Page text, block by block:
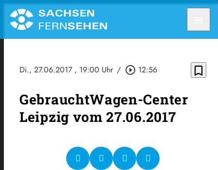
Di., 27.06.2017 , 19:00 Uhr / play_circle_outline 12:56 bookmark_border
GebrauchtWagen-Center
Leipzig vom 27.06.2017